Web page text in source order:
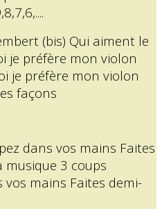
(bis) Qui aiment le
je préfère mon violon
je préfère mon violon
façons
dans vos mains Faites
3 coups
mains Faites demi-